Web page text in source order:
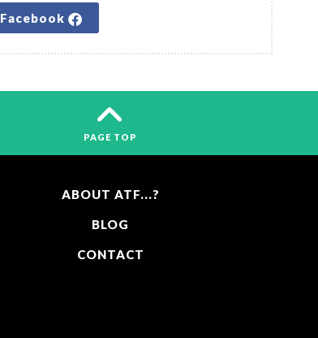
Facebook
PAGE TOP
ABOUT ATF...?
BLOG
CONTACT